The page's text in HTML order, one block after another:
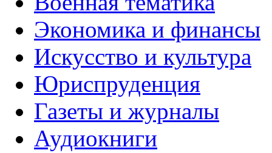
Экономика и финансы
Искусство и культура
Юриспруденция
Газеты и журналы
Аудиокниги